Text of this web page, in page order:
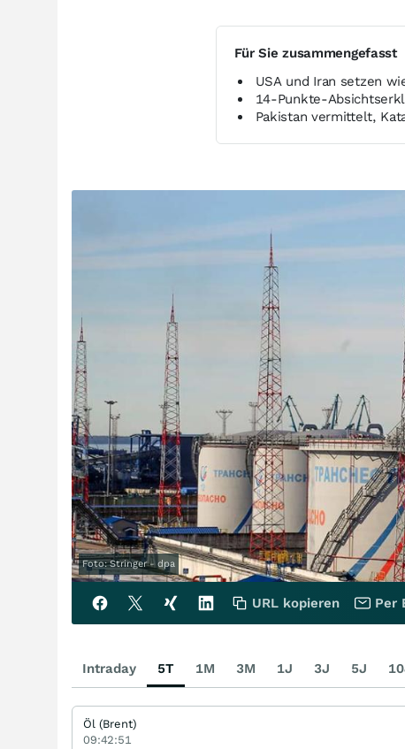
Für Sie zusammengefasst
USA und Iran setzen
14-Punkte-
Pakistan vermittelt,
Foto: Stringer - dpa
URL kopieren Per
Intraday 5T 1M 3M 1J 3J 5J
Öl (Brent)
09:42:51